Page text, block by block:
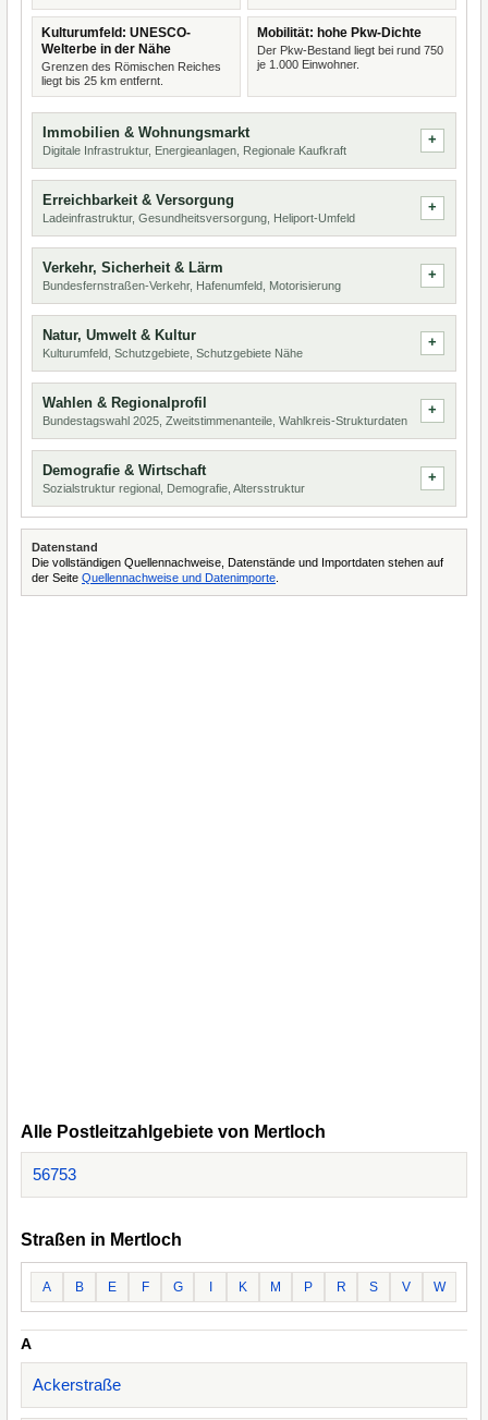
Kulturumfeld: UNESCO-
Welterbe in der Nähe
Grenzen des Römischen Reiches
liegt bis 25 km entfernt.
Mobilität: hohe Pkw-Dichte
Der Pkw-Bestand liegt bei rund 750
je 1.000 Einwohner.
Immobilien & Wohnungsmarkt
Digitale Infrastruktur, Energieanlagen, Regionale Kaufkraft
Erreichbarkeit & Versorgung
Ladeinfrastruktur, Gesundheitsversorgung, Heliport-Umfeld
Verkehr, Sicherheit & Lärm
Bundesfernstraßen-Verkehr, Hafenumfeld, Motorisierung
Natur, Umwelt & Kultur
Kulturumfeld, Schutzgebiete, Schutzgebiete Nähe
Wahlen & Regionalprofil
Bundestagswahl 2025, Zweitstimmenanteile, Wahlkreis-Strukturdaten
Demografie & Wirtschaft
Sozialstruktur regional, Demografie, Altersstruktur
Datenstand
Die vollständigen Quellennachweise, Datenstände und Importdaten stehen auf
der Seite Quellennachweise und Datenimporte
Alle Postleitzahlgebiete von Mertloch
56753
Straßen in Mertloch
A B E F G K M P R S V W
A
Ackerstraße